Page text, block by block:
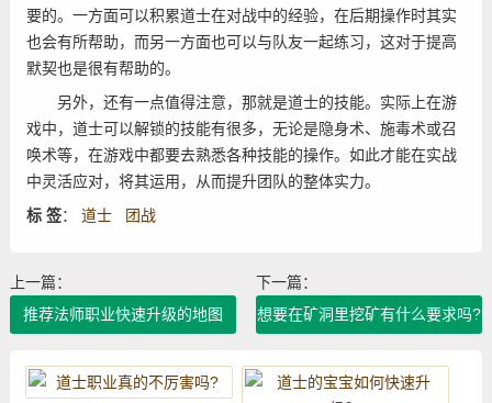
要的。一方面可以积累道士在对战中的经验，在后期操作时其实
也会有所帮助，而另一方面也可以与队友一起练习，这对于提高
默契也是很有帮助的。
另外，还有一点值得注意，那就是道士的技能。实际上在游
戏中，道士可以解锁的技能有很多，无论是隐身术、施毒术或召
唤术等，在游戏中都要去熟悉各种技能的操作。如此才能在实战
中灵活应对，将其运用，从而提升团队的整体实力。
标 签： 道士 团战
上一篇：
推荐法师职业快速升级的地图
下一篇：
想要在矿洞里挖矿有什么要求吗?